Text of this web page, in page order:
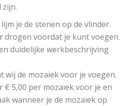
je de stenen op de vlinder.
drogen voordat je kunt voegen.
duidelijke werkbeschrijving
wij de mozaïek voor je voegen.
€ 5,00 per mozaïek voor je en
wanneer je de mozaïek op